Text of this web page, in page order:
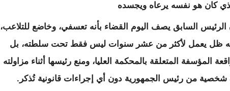
كان هو نفسه يرعاه ويجسده
السابق يصف اليوم القضاء بأنه تعسفي، وخاضع للتلاعب،
ظل يعمل لأكثر من عشر سنوات ليس فقط تحت سلطته، بل
المؤسفة المتعلقة بالمحكمة العليا، ومنع رئيسها أثناء مزاولته
شخصية من رئيس الجمهورية دون أي إجراءات قانونية تُذكر.